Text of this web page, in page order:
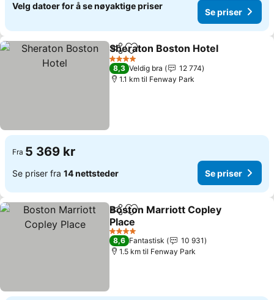
Velg datoer for å se nøyaktige priser
Se priser
Del Legg til i favoritter
Sheraton Boston Hotel
4 Stjerner
8,3 Veldig bra
12 774
1.1 km til Fenway Park
Fra 5 369 kr
Se priser fra 14 nettsteder Se priser
Del Legg til i favoritter
Boston Marriott Copley
Place
4 Stjerner
8,6 Fantastisk
10 931
1.5 km til Fenway Park